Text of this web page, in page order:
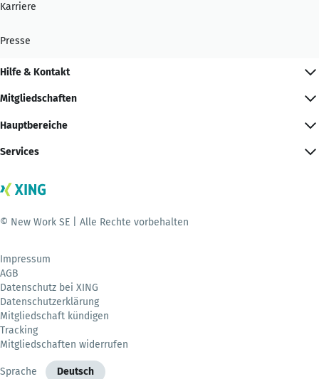
Karriere
Presse
Hilfe & Kontakt
Mitgliedschaften
Hauptbereiche
Services
© New Work SE | Alle Rechte vorbehalten
Impressum
AGB
Datenschutz bei XING
Datenschutzerklärung
Mitgliedschaft kündigen
Tracking
Mitgliedschaften widerrufen
Sprache Deutsch